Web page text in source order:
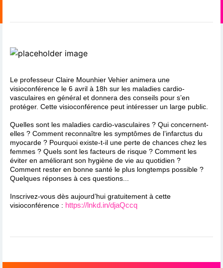
Le professeur Claire Mounhier Vehier animera une
visioconférence le 6 avril à 18h sur les maladies cardio-
vasculaires en général et donnera des conseils pour s’en
protéger. Cette visioconférence peut intéresser un large public.
Quelles sont les maladies cardio-vasculaires ? Qui concernent-
elles ? Comment reconnaître les symptômes de l’infarctus du
myocarde ? Pourquoi existe-t-il une perte de chances chez les
femmes ? Quels sont les facteurs de risque ? Comment les
éviter en améliorant son hygiène de vie au quotidien ?
Comment rester en bonne santé le plus longtemps possible ?
Quelques réponses à ces questions...
Inscrivez-vous dès aujourd’hui gratuitement à cette
visioconférence : https://lnkd.in/djaQccq